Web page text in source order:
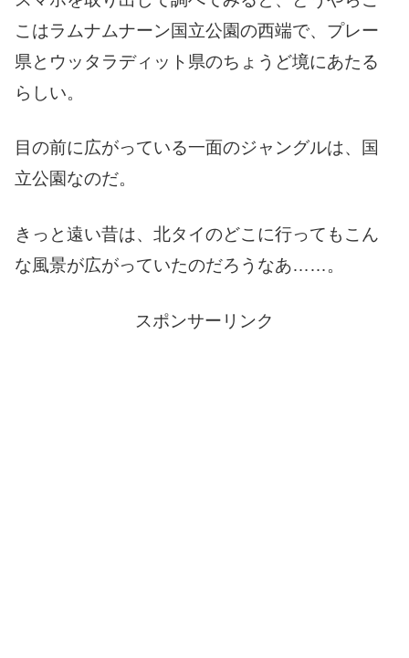
こはラムナムナーン国立公園の西端で、プレー
県とウッタラディット県のちょうど境にあたる
らしい。
目の前に広がっている一面のジャングルは、国
立公園なのだ。
きっと遠い昔は、北タイのどこに行ってもこん
な風景が広がっていたのだろうなあ……。
スポンサーリンク